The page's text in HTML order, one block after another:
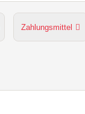
Zahlungsmittel